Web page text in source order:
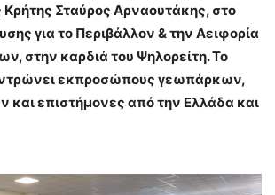
Κρήτης Σταύρος Αρναουτάκης, στο
για το Περιβάλλον & την Αειφορία
στην καρδιά του Ψηλορείτη. Το
εκπροσώπους γεωπάρκων,
επιστήμονες από την Ελλάδα και